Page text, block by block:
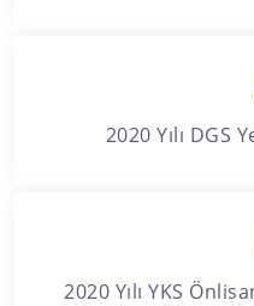
2020 Yılı DGS
2020 Yılı YKS